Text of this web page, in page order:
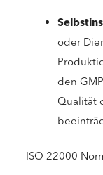
oder
den
Qualität
ISO 22000